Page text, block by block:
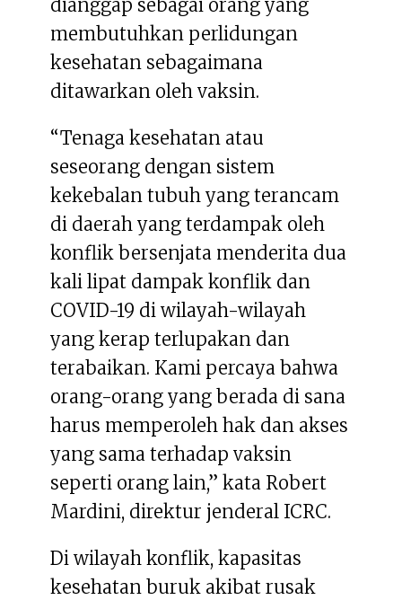
dianggap sebagai orang yang
membutuhkan perlidungan
kesehatan sebagaimana
ditawarkan oleh vaksin.
“Tenaga kesehatan atau
seseorang dengan sistem
kekebalan tubuh yang terancam
di daerah yang terdampak oleh
konflik bersenjata menderita dua
kali lipat dampak konflik dan
COVID-19 di wilayah-wilayah
yang kerap terlupakan dan
terabaikan. Kami percaya bahwa
orang-orang yang berada di sana
harus memperoleh hak dan akses
yang sama terhadap vaksin
seperti orang lain,” kata Robert
Mardini, direktur jenderal ICRC.
Di wilayah konflik, kapasitas
kesehatan buruk akibat rusak